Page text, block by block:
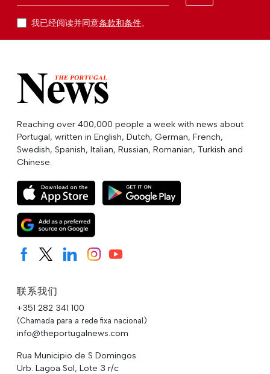
我已经阅读并同意条款和条件。
Reaching over 400,000 people a week with news about
Portugal, written in English, Dutch, German, French,
Swedish, Spanish, Italian, Russian, Romanian, Turkish and
Chinese.
联系我们
+351 282 341 100
(Chamada para a rede fixa nacional)
info@theportugalnews.com
Rua Municipio de S Domingos
Urb. Lagoa Sol, Lote 3 r/c